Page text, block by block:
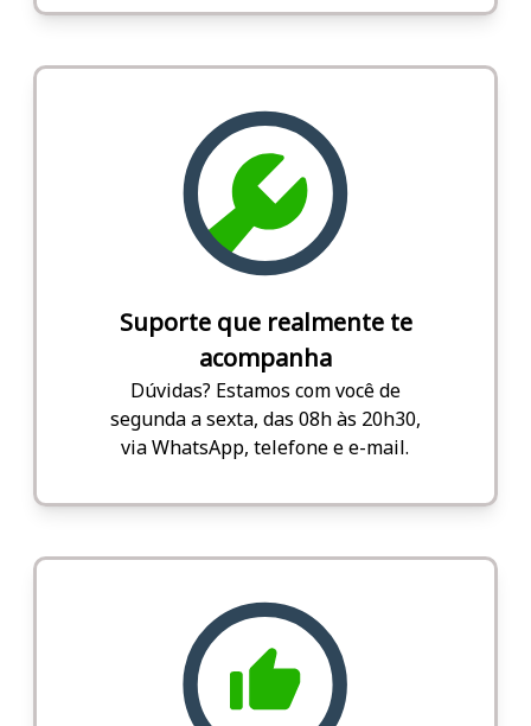
Suporte que realmente te
acompanha
Dúvidas? Estamos com você de
segunda a sexta, das 08h às 20h30,
via WhatsApp, telefone e e-mail.